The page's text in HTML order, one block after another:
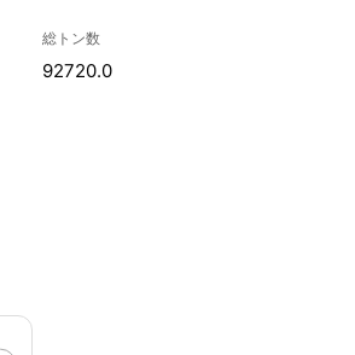
総トン数
92720.0